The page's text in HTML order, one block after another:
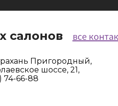
салонов все
Пригородный,
шоссе, 21,
74-66-88